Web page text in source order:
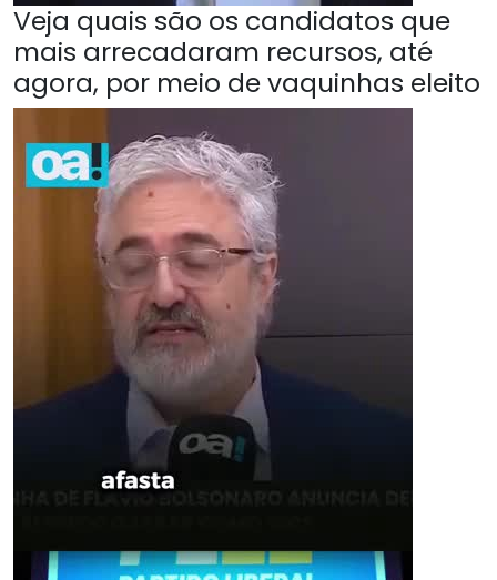
Veja quais são os candidatos que
mais arrecadaram recursos, até
agora, por meio de vaquinhas eleito